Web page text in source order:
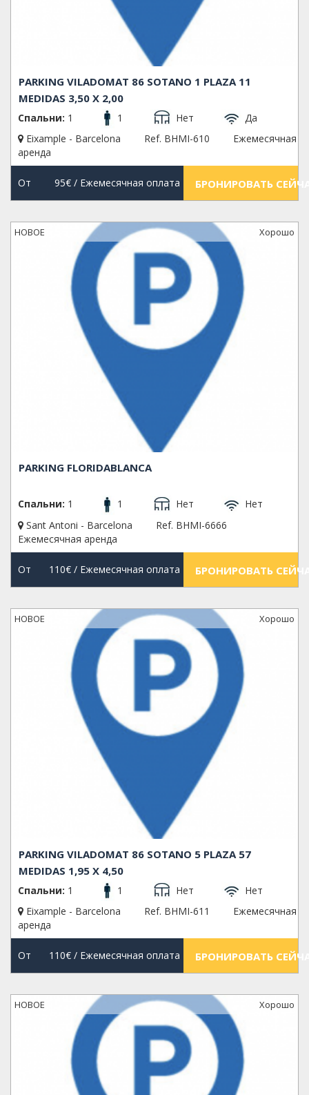
PARKING VILADOMAT 86 SOTANO 1 PLAZA 11
MEDIDAS 3,50 X 2,00
Спальни: 1 1 Нет
Да
Eixample - Barcelona
Ref. BHMI-610
Ежемесячная
аренда
От 95€/ Ежемесячная оплата БРОНИРОВАТЬ
НОВОЕ Xорошо
PARKING FLORIDABLANCA
Спальни: 1 1 Нет
Нет
Sant Antoni - Barcelona
Ref. BHMI-6666
Ежемесячная аренда
От 110€/ Ежемесячная оплата БРОНИРОВАТЬ
НОВОЕ Xорошо
PARKING VILADOMAT 86 SOTANO 5 PLAZA 57
MEDIDAS 1,95 X 4,50
Спальни: 1 1 Нет
Нет
Eixample - Barcelona
Ref. BHMI-611
Ежемесячная
аренда
От 110€/ Ежемесячная оплата БРОНИРОВАТЬ
НОВОЕ Xорошо